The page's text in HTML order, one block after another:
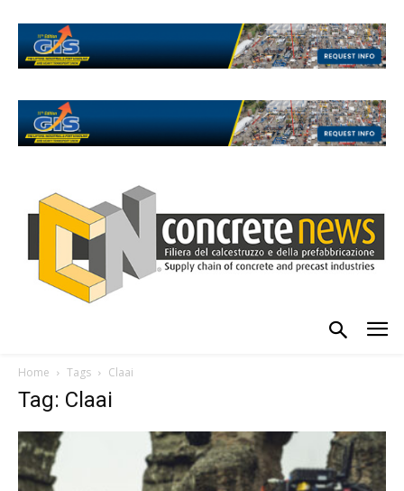
Home Tags Claai
Tag: Claai